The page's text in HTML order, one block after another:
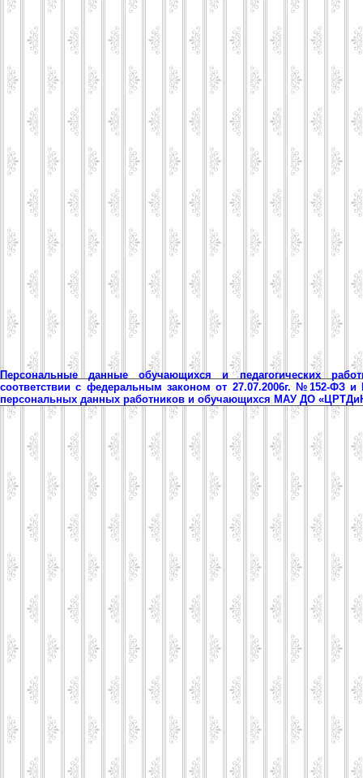
Персональные данные обучающихся и педагогических
соответствии с федеральным законом от 27.07.2006г. №152-ФЗ
персональных данных работников и обучающихся МАУ ДО